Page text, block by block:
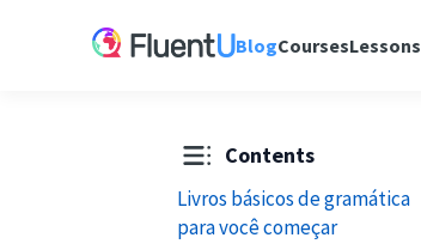
BlogCoursesLessons
Contents
Livros básicos de gramática
para você começar